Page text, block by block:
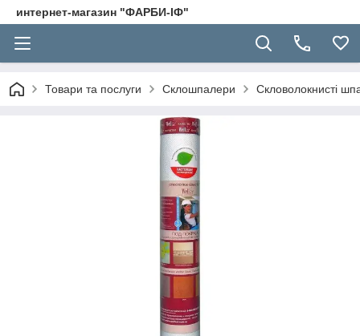
интернет-магазин "ФАРБИ-ІФ"
Товари та послуги Склошпалери Скловолокнисті